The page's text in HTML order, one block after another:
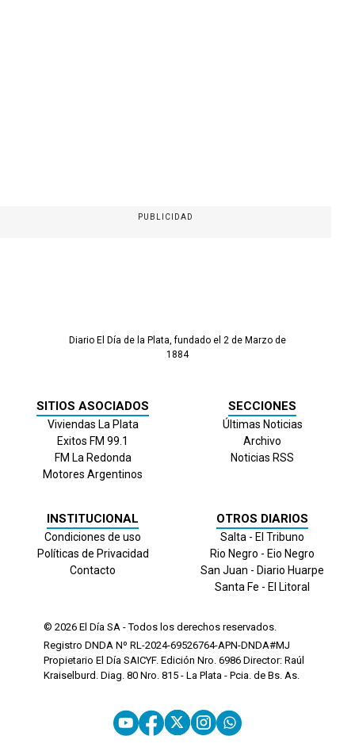
PUBLICIDAD
Diario El Día de la Plata, fundado el 2 de Marzo de
1884
SITIOS ASOCIADOS
Viviendas La Plata
Exitos FM 99.1
FM La Redonda
Motores Argentinos
SECCIONES
Últimas Noticias
Archivo
Noticias RSS
INSTITUCIONAL
Condiciones de uso
Políticas de Privacidad
Contacto
OTROS DIARIOS
Salta - El Tribuno
Rio Negro - Eio Negro
San Juan - Diario Huarpe
Santa Fe - El Litoral
© 2026 El Día SA - Todos los derechos reservados.
Registro DNDA Nº RL-2024-69526764-APN-DNDA#MJ
Propietario El Día SAICYF. Edición Nro. 6986 Director: Raúl
Kraiselburd. Diag. 80 Nro. 815 - La Plata - Pcia. de Bs. As.